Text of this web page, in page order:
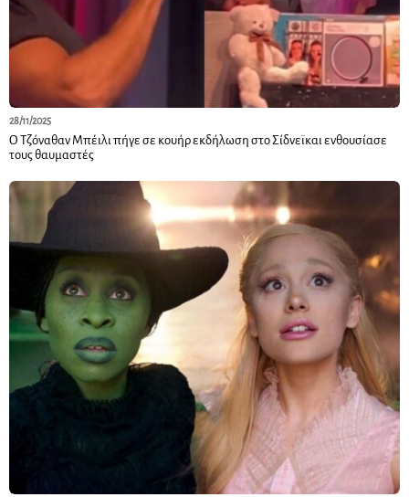
28/11/2025
Ο Τζόναθαν Μπέιλι πήγε σε κουήρ εκδήλωση στο Σίδνεϊκαι ενθουσίασε
τους θαυμαστές